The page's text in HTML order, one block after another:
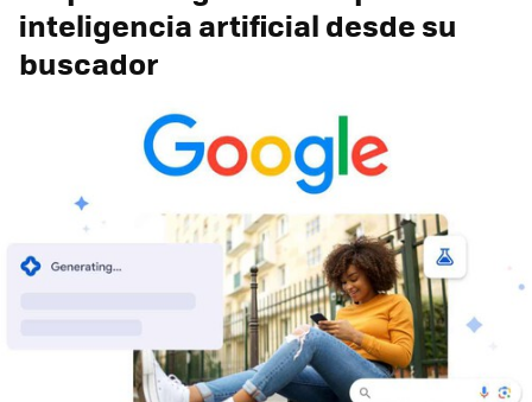
inteligencia artificial desde su
buscador